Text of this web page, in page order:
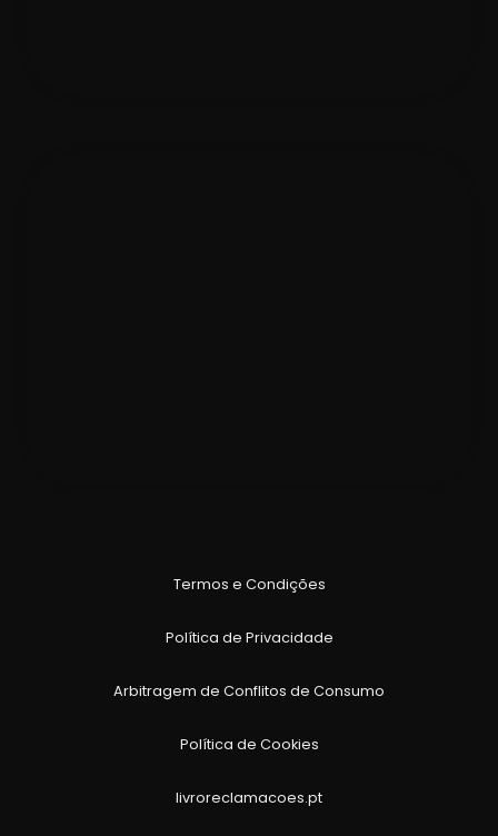
Termos e Condições
Política de Privacidade
Arbitragem de Conflitos de Consumo
Política de Cookies
livroreclamacoes.pt